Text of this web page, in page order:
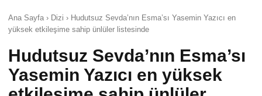
Ana Sayfa › Dizi › Hudutsuz Sevda’nın Esma’sı Yasemin Yazıcı en
yüksek etkileşime sahip ünlüler listesinde
Hudutsuz Sevda’nın Esma’sı
Yasemin Yazıcı en yüksek